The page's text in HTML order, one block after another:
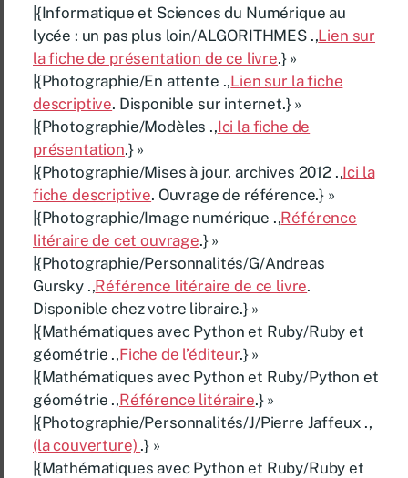
|{Informatique et Sciences du Numérique au
lycée : un pas plus loin/ALGORITHMES .,Lien sur
la fiche de présentation de ce livre.} »
|{Photographie/En attente .,Lien sur la fiche
descriptive. Disponible sur internet.} »
|{Photographie/Modèles .,Ici la fiche de
présentation.} »
|{Photographie/Mises à jour, archives 2012 .,Ici la
fiche descriptive. Ouvrage de référence.} »
|{Photographie/Image numérique .,Référence
litéraire de cet ouvrage.} »
|{Photographie/Personnalités/G/Andreas
Gursky .,Référence litéraire de ce livre.
Disponible chez votre libraire.} »
|{Mathématiques avec Python et Ruby/Ruby et
géométrie .,Fiche de l’éditeur.} »
|{Mathématiques avec Python et Ruby/Python et
géométrie .,Référence litéraire.} »
|{Photographie/Personnalités/J/Pierre Jaffeux .,
(la couverture) .} »
|{Mathématiques avec Python et Ruby/Ruby et